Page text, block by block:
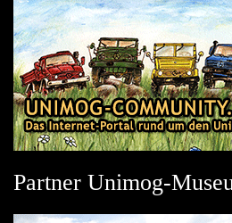
Partner Unimog-